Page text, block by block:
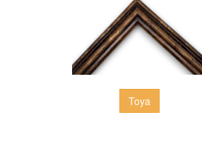
Toya